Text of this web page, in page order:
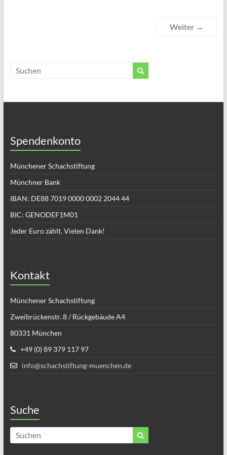
Weiter →
Spendenkonto
Münchener Schachstiftung
Münchner Bank
IBAN: DE88 7019 0000 0002 2044 44
BIC: GENODEF1M01
Jeder Euro zählt. Vielen Dank!
Kontakt
Münchener Schachstiftung
Zweibrückenstr. 8 / Rückgebäude A4
80331 München
+49 (0) 89 379 117 97
info@schachstiftung-muenchen.de
Suche